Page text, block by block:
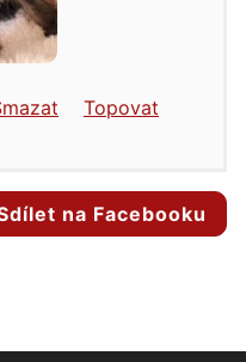
Topovat
na Facebooku